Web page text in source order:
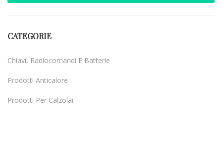
CATEGORIE
Chiavi, Radiocomandi E Batterie
Prodotti Anticalore
Prodotti Per Calzolai